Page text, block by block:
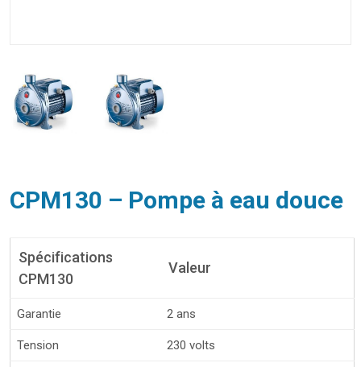
CPM130 – Pompe à eau douce
Spécifications
CPM130
Valeur
Garantie 2 ans
Tension 230 volts